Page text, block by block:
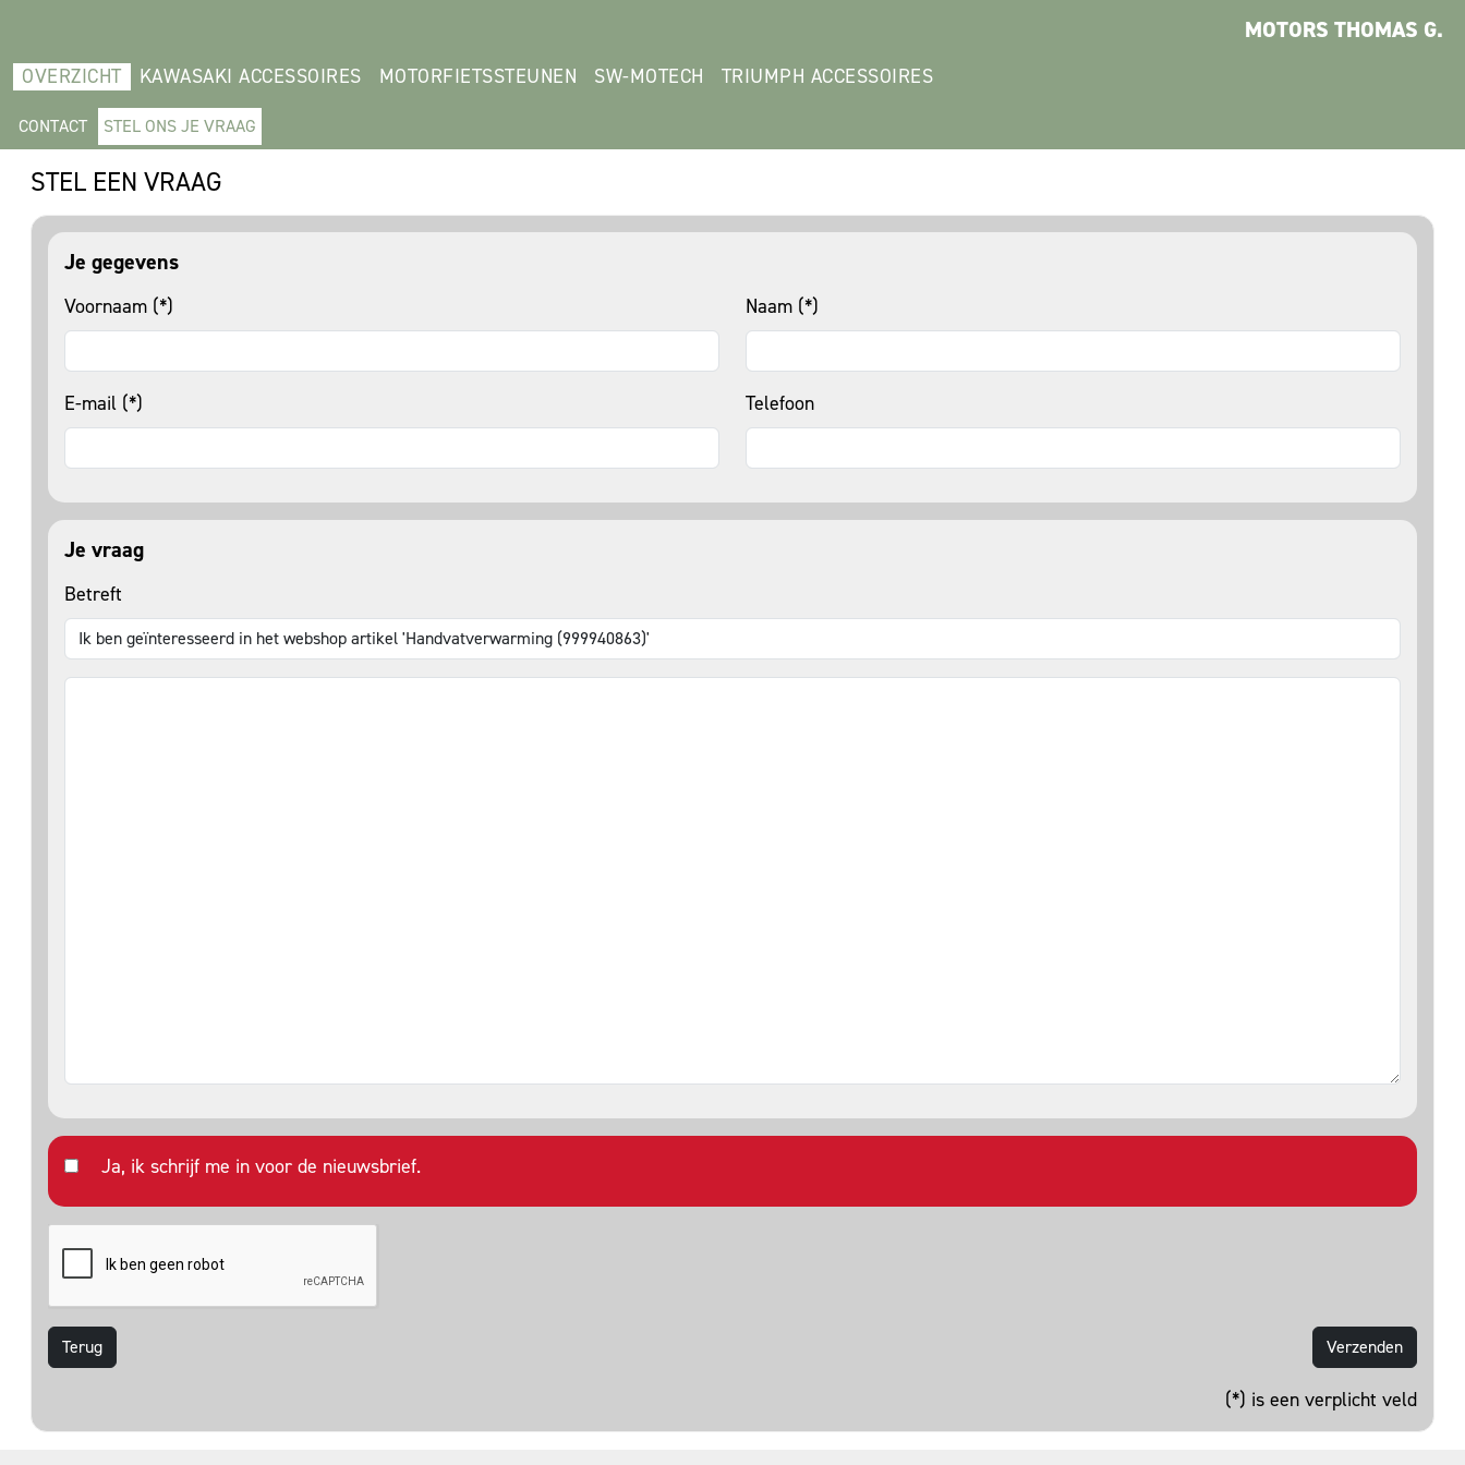
MOTORS THOMAS G.
OVERZICHT KAWASAKI ACCESSOIRES MOTORFIETSSTEUNEN SW-MOTECH TRIUMPH ACCESSOIRES
CONTACT STEL ONS JE VRAAG
STEL EEN VRAAG
Je gegevens
Voornaam (*) Naam (*)
E-mail (*) Telefoon
Je vraag
Betreft
Ja, ik schrijf me in voor de nieuwsbrief.
Terug
(*) is een verplicht veld